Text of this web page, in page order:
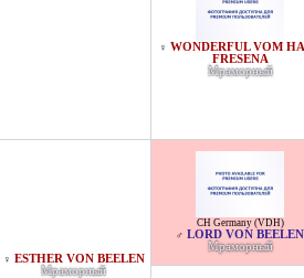
♀ WONDERFUL VOM
FRESENA
Мраморный
♀ ESTHER VON BEELEN
Мраморный
CH Germany (VDH)
♂ LORD VON BEELEN
Мраморный